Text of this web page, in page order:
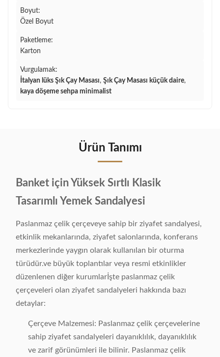
Boyut:
Özel Boyut
Paketleme:
Karton
Vurgulamak:
İtalyan lüks Şık Çay Masası, Şık Çay Masası küçük daire,
kaya döşeme sehpa minimalist
Ürün Tanımı
Banket için Yüksek Sırtlı Klasik
Tasarımlı Yemek Sandalyesi
Paslanmaz çelik çerçeveye sahip bir ziyafet sandalyesi,
etkinlik mekanlarında, ziyafet salonlarında, konferans
merkezlerinde yaygın olarak kullanılan bir oturma
türüdür.ve büyük toplantılar veya resmi etkinlikler
düzenlenen diğer kurumlarİşte paslanmaz çelik
çerçeveleri olan ziyafet sandalyeleri hakkında bazı
detaylar:
Çerçeve Malzemesi: Paslanmaz çelik çerçevelerine
sahip ziyafet sandalyeleri dayanıklılık, dayanıklılık
ve zarif görünümleri ile bilinir. Paslanmaz çelik